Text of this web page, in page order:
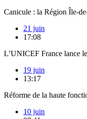
Canicule : la Région Île-
21 juin
17:08
L’UNICEF France lance
19 juin
13:17
Réforme de la haute
10 juin